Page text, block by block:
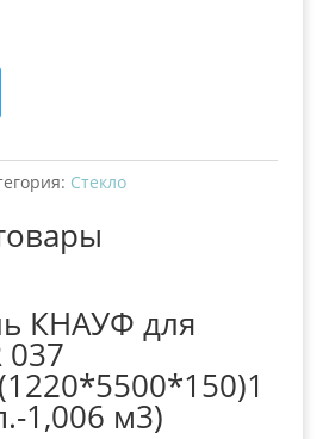
Стекло
КНАУФ для
037
1,006 м3)